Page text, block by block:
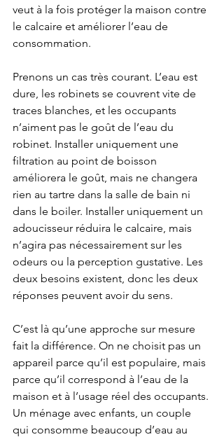
veut à la fois protéger la maison contre
le calcaire et améliorer l’eau de
consommation.
Prenons un cas très courant. L’eau est
dure, les robinets se couvrent vite de
traces blanches, et les occupants
n’aiment pas le goût de l’eau du
robinet. Installer uniquement une
filtration au point de boisson
améliorera le goût, mais ne changera
rien au tartre dans la salle de bain ni
dans le boiler. Installer uniquement un
adoucisseur réduira le calcaire, mais
n’agira pas nécessairement sur les
odeurs ou la perception gustative. Les
deux besoins existent, donc les deux
réponses peuvent avoir du sens.
C’est là qu’une approche sur mesure
fait la différence. On ne choisit pas un
appareil parce qu’il est populaire, mais
parce qu’il correspond à l’eau de la
maison et à l’usage réel des occupants.
Un ménage avec enfants, un couple
qui consomme beaucoup d’eau au